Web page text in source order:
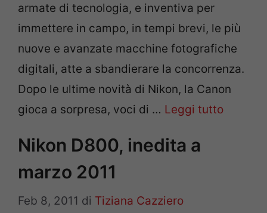
armate di tecnologia, e inventiva per
immettere in campo, in tempi brevi, le più
nuove e avanzate macchine fotografiche
digitali, atte a sbandierare la concorrenza.
Dopo le ultime novità di Nikon, la Canon
gioca a sorpresa, voci di … Leggi tutto
Nikon D800, inedita a
marzo 2011
Feb 8, 2011 di Tiziana Cazziero